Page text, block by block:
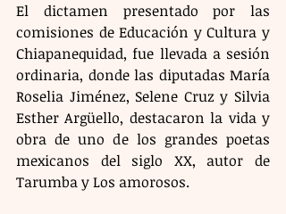
El dictamen presentado por las
comisiones de Educación y Cultura y
Chiapanequidad, fue llevada a sesión
ordinaria, donde las diputadas María
Roselia Jiménez, Selene Cruz y Silvia
Esther Argüello, destacaron la vida y
obra de uno de los grandes poetas
mexicanos del siglo XX, autor de
Tarumba y Los amorosos.